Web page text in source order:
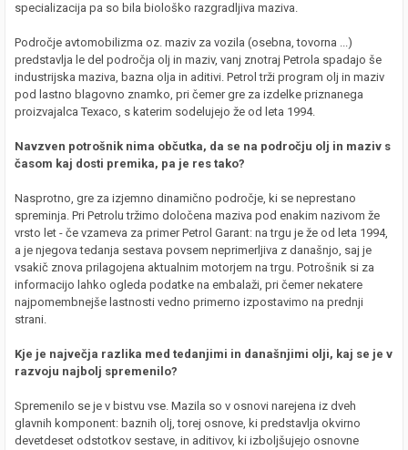
specializacija pa so bila biološko razgradljiva maziva.
Področje avtomobilizma oz. maziv za vozila (osebna, tovorna ...)
predstavlja le del področja olj in maziv, vanj znotraj Petrola spadajo še
industrijska maziva, bazna olja in aditivi. Petrol trži program olj in maziv
pod lastno blagovno znamko, pri čemer gre za izdelke priznanega
proizvajalca Texaco, s katerim sodelujejo že od leta 1994.
Navzven potrošnik nima občutka, da se na področju olj in maziv s
časom kaj dosti premika, pa je res tako?
Nasprotno, gre za izjemno dinamično področje, ki se neprestano
spreminja. Pri Petrolu tržimo določena maziva pod enakim nazivom že
vrsto let - če vzameva za primer Petrol Garant: na trgu je že od leta 1994,
a je njegova tedanja sestava povsem neprimerljiva z današnjo, saj je
vsakič znova prilagojena aktualnim motorjem na trgu. Potrošnik si za
informacijo lahko ogleda podatke na embalaži, pri čemer nekatere
najpomembnejše lastnosti vedno primerno izpostavimo na prednji
strani.
Kje je največja razlika med tedanjimi in današnjimi olji, kaj se je v
razvoju najbolj spremenilo?
Spremenilo se je v bistvu vse. Mazila so v osnovi narejena iz dveh
glavnih komponent: baznih olj, torej osnove, ki predstavlja okvirno
devetdeset odstotkov sestave, in aditivov, ki izboljšujejo osnovne